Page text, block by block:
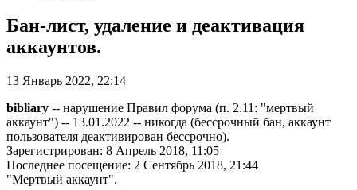
Бан-лист, удаление и деактивация
аккаунтов.
13 Январь 2022, 22:14
bibliary -- нарушение Правил форума (п. 2.11: "мертвый
аккаунт") -- 13.01.2022 -- никогда (бессрочный бан, аккаунт
пользователя деактивирован бессрочно).
Зарегистрирован: 8 Апрель 2018, 11:05
Последнее посещение: 2 Сентябрь 2018, 21:44
"Мертвый аккаунт".